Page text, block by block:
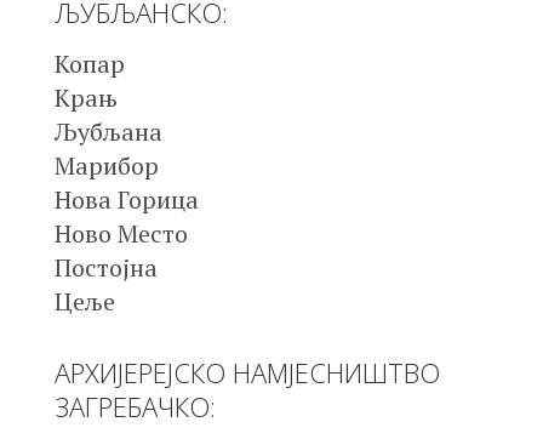
ЉУБЉАНСКО:
Копар
Крањ
Љубљана
Марибор
Нова Горица
Ново Место
Постојна
Цеље
АРХИЈЕРЕЈСКО НАМЈЕСНИШТВО
ЗАГРЕБАЧКО: